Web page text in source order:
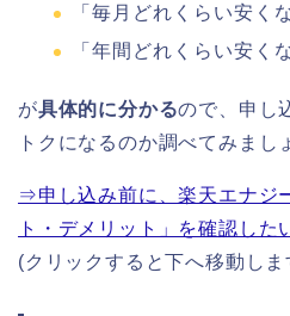
「毎月どれくらい安く
「年間どれくらい安く
が具体的に分かるので、申し
トクになるのか調べてみまし
⇒申し込み前に、楽天エナジ
ト・デメリット」を確認した
(クリックすると下へ移動しま